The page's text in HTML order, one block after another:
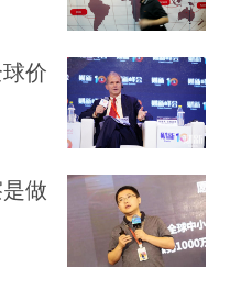
？在供给层面，公
质量问题和交付失败
誉、新竞争者、限制
危机和汇率波动都会带
康危机，在多个方
产造成了严重影响。
价
做